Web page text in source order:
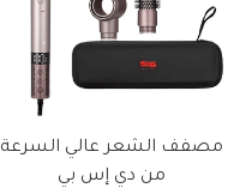
مصفف الشعر عالي السرعة
من دي إس بي